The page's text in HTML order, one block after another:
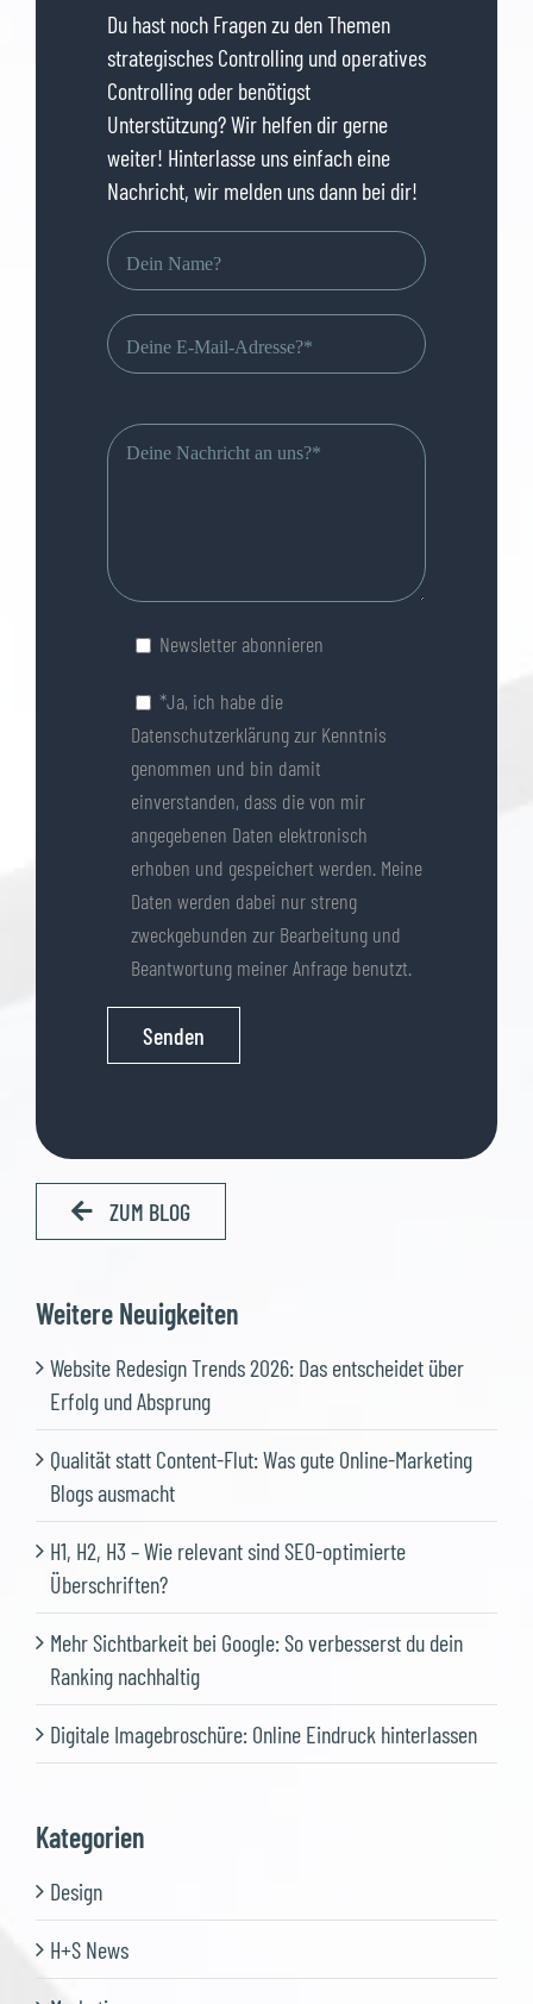
Du hast noch Fragen zu den Themen
strategisches Controlling und operatives
Controlling oder benötigst
Unterstützung? Wir helfen dir gerne
weiter! Hinterlasse uns einfach eine
Nachricht, wir melden uns dann bei dir!
lasse
Newsletter abonnieren
*Ja, ich habe die
Datenschutzerklärungzur Kenntnis
genommen und bin damit
einverstanden, dass die von mir
angegebenen Daten elektronisch
erhoben und gespeichert werden. Meine
Daten werden dabei nur streng
zweckgebunden zur Bearbeitung und
Beantwortung meiner Anfrage benutzt.
ZUM BLOG
Weitere Neuigkeiten
Website Redesign Trends 2026: Das entscheidet über
Erfolg und Absprung
Qualität statt Content-Flut: Was gute Online-Marketing
Blogs ausmacht
H1, H2, H3 – Wie relevant sind SEO-optimierte
Überschriften?
Mehr Sichtbarkeit bei Google: So verbesserst du dein
Ranking nachhaltig
Digitale Imagebroschüre: Online Eindruck hinterlassen
Kategorien
Design
H+S News